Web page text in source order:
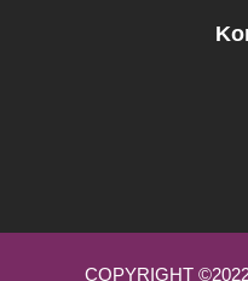
COPYRIGHT